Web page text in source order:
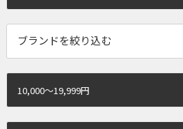
ブランドを絞り込む
10,000～19,999円